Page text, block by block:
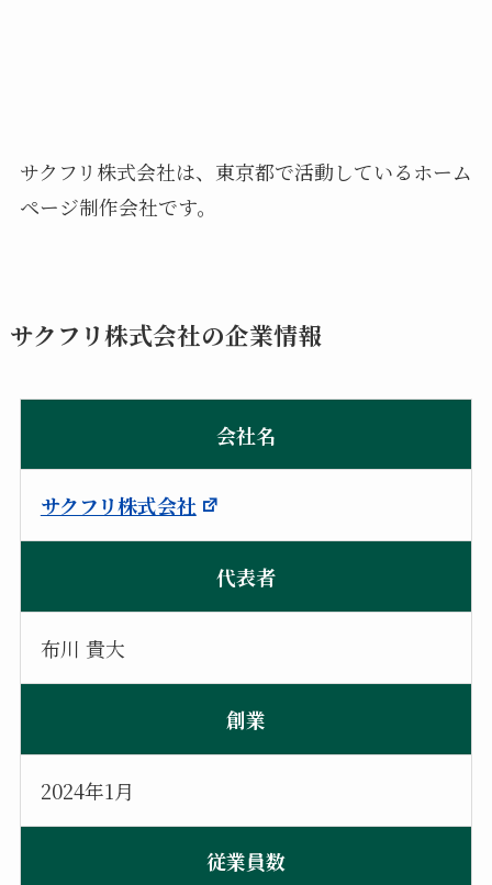
サクフリ株式会社は、東京都で活動しているホーム
ページ制作会社です。
サクフリ株式会社の企業情報
会社名
サクフリ株式会社
代表者
布川 貴大
創業
2024年1月
従業員数